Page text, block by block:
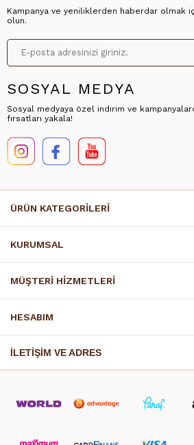
Kampanya ve yeniliklerden haberdar olmak
olun.
SOSYAL MEDYA
Sosyal medyaya özel indirim ve
fırsatları yakala!
ÜRÜN KATEGORİLERİ
KURUMSAL
MÜŞTERİ HİZMETLERİ
HESABIM
İLETİŞİM VE ADRES